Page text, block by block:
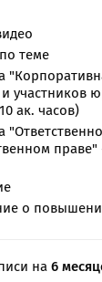
теме
участников
ак. часов)
праве"
о
на 6